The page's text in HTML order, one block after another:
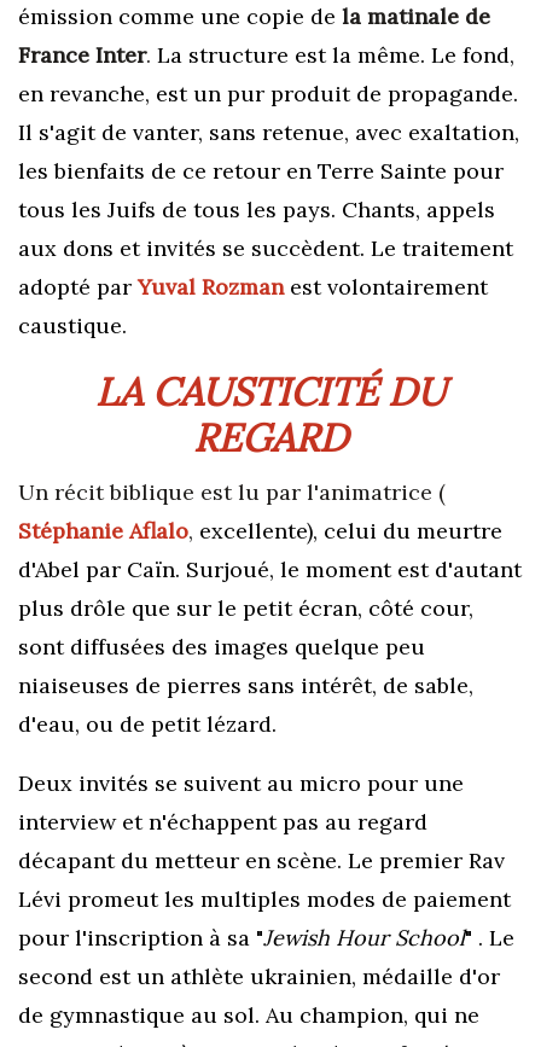
émission comme une copie de la matinale de
France Inter. La structure est la même. Le fond,
en revanche, est un pur produit de propagande.
Il s'agit de vanter, sans retenue, avec exaltation,
les bienfaits de ce retour en Terre Sainte pour
tous les Juifs de tous les pays. Chants, appels
aux dons et invités se succèdent. Le traitement
adopté par Yuval Rozman est volontairement
caustique.
LA CAUSTICITÉ DU
REGARD
Un récit biblique est lu par l'animatrice (
Stéphanie Aflalo, excellente), celui du meurtre
d'Abel par Caïn. Surjoué, le moment est d'autant
plus drôle que sur le petit écran, côté cour,
sont diffusées des images quelque peu
niaiseuses de pierres sans intérêt, de sable,
d'eau, ou de petit lézard.
Deux invités se suivent au micro pour une
interview et n'échappent pas au regard
décapant du metteur en scène. Le premier Rav
Lévi promeut les multiples modes de paiement
pour l'inscription à sa "Jewish Hour School" . Le
second est un athlète ukrainien, médaille d'or
de gymnastique au sol. Au champion, qui ne